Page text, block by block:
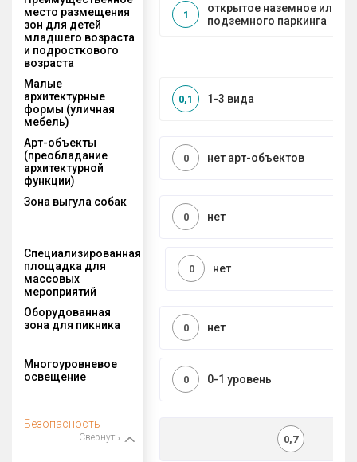
место размещения
зон для детей
младшего возраста
и подросткового
возраста
открытое наземное или на
подземного паркинга
1
Малые
архитектурные
формы (уличная
мебель)
1-3 вида
0,1
Арт-объекты
(преобладание
архитектурной
функции)
нет арт-объектов
0
Зона выгула собак
нет
0
Специализированная
площадка для
массовых
мероприятий
нет
0
Оборудованная
зона для пикника
нет
0
Многоуровневое
освещение
0-1 уровень
0
Безопасность
Свернуть 0,7